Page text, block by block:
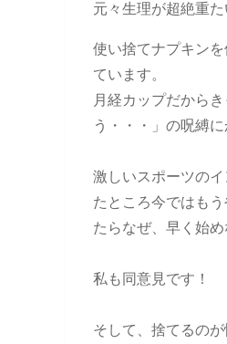
元々生理が超絶重
使い捨てナプキン
ています。
月経カップだから
う・・・」の呪縛に
激しいスポーツの
たところ今ではも
たらなぜ、早く始
私も同意見です！
そして、捨てるの